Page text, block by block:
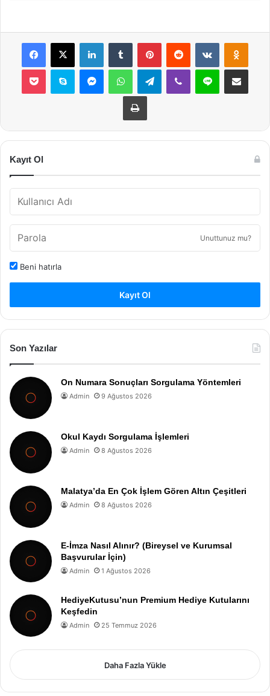
Facebook
X LinkedInTumblr PinterestReddit VKontakte
Pocket Skype MessengerWhatsAppTelegramViber Line E-Posta ile
Yazdır
Kayıt Ol
Unuttunuz mu?
Beni hatırla
Kayıt Ol
Son Yazılar
On Numara Sonuçları Sorgulama Yöntemleri
Admin 9 Ağustos 2026
Okul Kaydı Sorgulama İşlemleri
Admin 8 Ağustos 2026
Malatya’da En Çok İşlem Gören Altın Çeşitleri
Admin 8 Ağustos 2026
E-İmza Nasıl Alınır? (Bireysel ve Kurumsal
Başvurular İçin)
Admin 1 Ağustos 2026
HediyeKutusu’nun Premium Hediye Kutularını
Keşfedin
Admin 25 Temmuz 2026
Daha Fazla Yükle